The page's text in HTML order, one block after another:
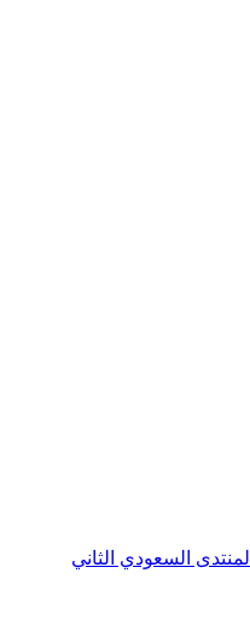
المنتدى السعودي الثاني